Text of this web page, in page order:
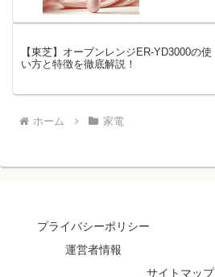
【東芝】オーブンレンジER-YD3000の使
い方と特徴を徹底解説！
ホーム 家電
プライバシーポリシー
運営者情報
サイトマップ